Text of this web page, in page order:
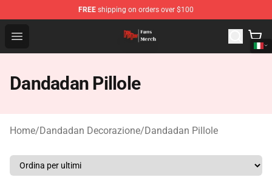
FREE shipping on orders over $100
Open menu
Dandadan Shop - Official Dandadan Merchandise Store
Dandadan Pillole
Home/Dandadan Decorazione/Dandadan Pillole